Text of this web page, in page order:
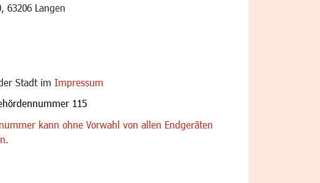
63206 Langen
Stadt im Impressum
115
kann ohne Vorwahl von allen Endgeräten